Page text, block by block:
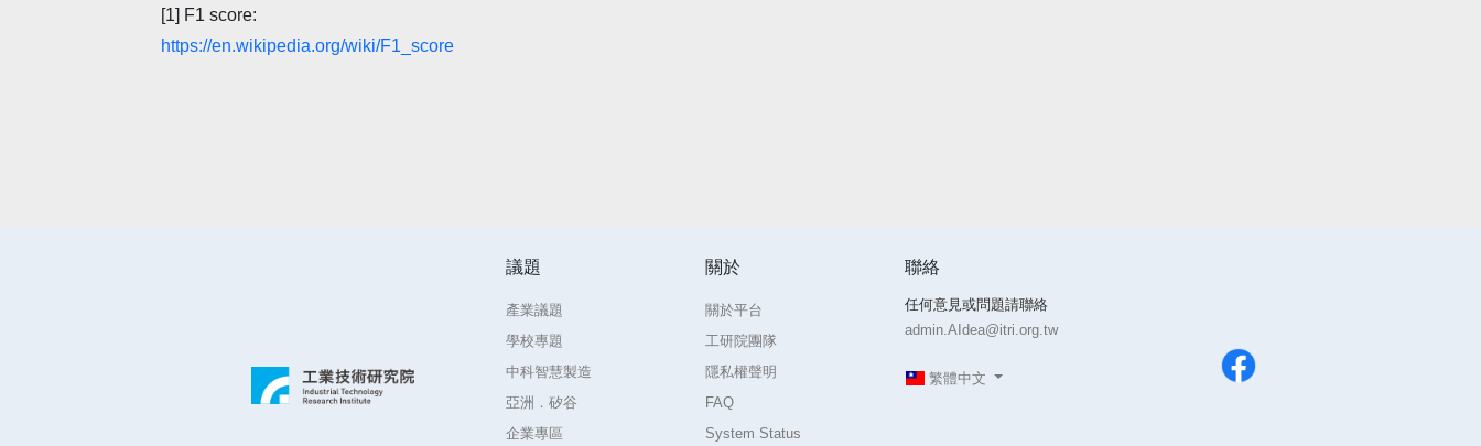
[1] F1 score:
https://en.wikipedia.org/wiki/F1_score
議題
產業議題
學校專題
中科智慧製造
亞洲．矽谷
企業專區
關於
關於平台
工研院團隊
隱私權聲明
FAQ
System Status
聯絡
任何意見或問題請聯絡
admin.AIdea@itri.org.tw
繁體中文